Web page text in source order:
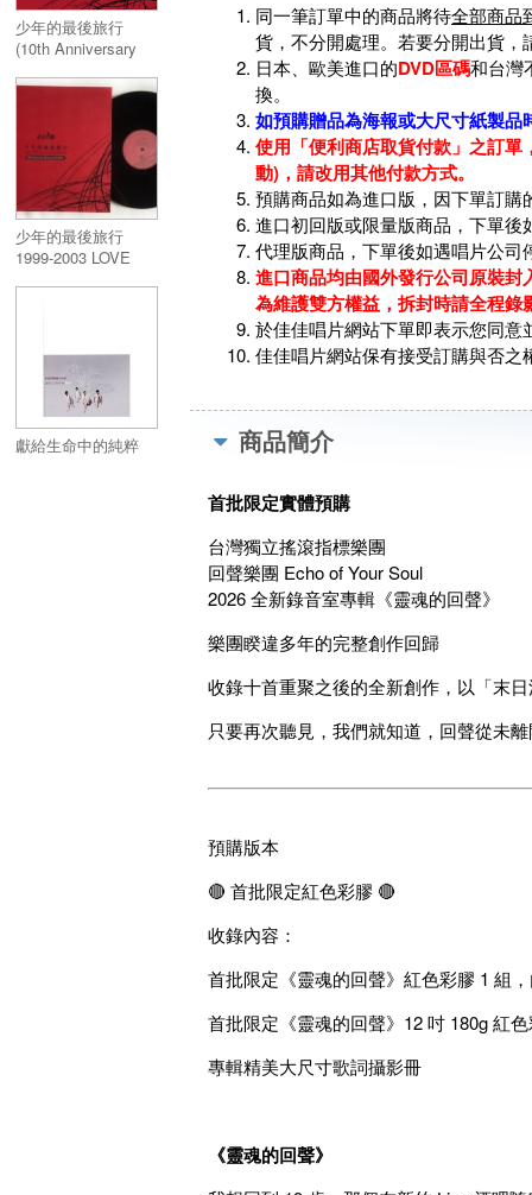
少年的最後旅行
(10th Anniversary
12吋黑膠
少年的最後旅行
1999-2003 LOVE
獻給生命中的純粹
同一筆訂單中的商品將待全部商品
貨，不分開處理。若要分開出貨，
日本、歐美進口的DVD區碼和台灣
換。
如預購贈品為海報或大尺寸紙製
使用「便利商店取貨付款」之訂
動)，請改用其他付款方式。
預購商品如為進口版，因下單訂
進口初回版或限量版商品，下單
代理版商品，下單後如遇唱片公司
進口商品均由國外發行公司原裝
為維護雙方權益，拆封時請全程
於佳佳唱片網站下單即表示您同意
佳佳唱片網站保有接受訂購與否之
商品簡介
首批限定實體預購
台灣獨立搖滾指標樂團
回聲樂團 Echo of Your Soul
2026 全新錄音室專輯《靈魂的回聲》
樂團睽違多年的完整創作回歸
收錄十首重聚之後的全新創作，以「末
只要再次聽見，我們就知道，回聲從未
預購版本
🔴 首批限定紅色彩膠 🔴
收錄內容：
首批限定《靈魂的回聲》紅色彩膠 1 組
首批限定《靈魂的回聲》12 吋 180g 紅
專輯精美大尺寸歌詞攝影冊
《靈魂的回聲》